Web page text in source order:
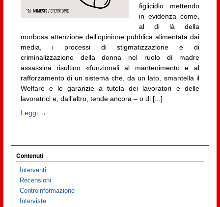
figlicidio mettendo
in evidenza come,
al di là della
morbosa attenzione dell’opinione pubblica alimentata dai
media, i processi di stigmatizzazione e di
criminalizzazione della donna nel ruolo di madre
assassina risultino «funzionali al mantenimento e al
rafforzamento di un sistema che, da un lato, smantella il
Welfare e le garanzie a tutela dei lavoratori e delle
lavoratrici e, dall’altro, tende ancora – o di [...]
Leggi →
Contenuti
Interventi
Recensioni
Controinformazione
Interviste